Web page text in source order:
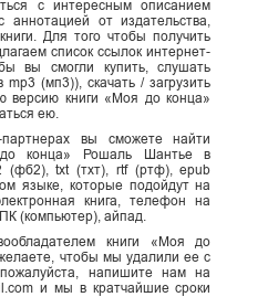
с интересным описанием
от издательства,
Для того чтобы получить
список ссылок интернет-
вы смогли купить, слушать
mp3 (мп3)), скачать / загрузить
версию книги «Моя до конца»
ею.
вы сможете найти
конца» Рошаль Шантье в
(фб2), txt (тхт), rtf (ртф), epub
языке, которые подойдут на
книга, телефон на
(компьютер), айпад.
книги «Моя до
чтобы мы удалили ее с
напишите нам на
и мы в кратчайшие сроки